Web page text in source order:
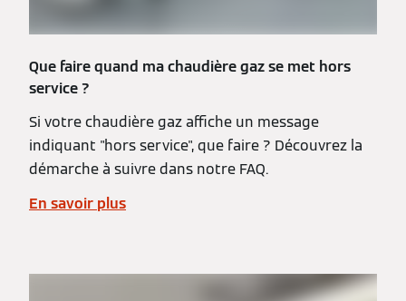
Que faire quand ma chaudière gaz se met hors
service ?
Si votre chaudière gaz affiche un message
indiquant "hors service", que faire ? Découvrez la
démarche à suivre dans notre FAQ.
En savoir plus